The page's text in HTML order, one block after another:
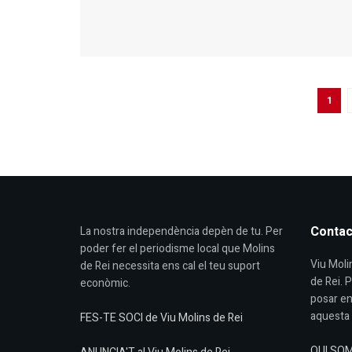
1
La nostra independència depèn de tu. Per
poder fer el periodisme local que Molins
de Rei necessita ens cal el teu suport
econòmic.
FES-TE SOCI de Viu Molins de Rei
Viu
de Rei.
posar
aquesta